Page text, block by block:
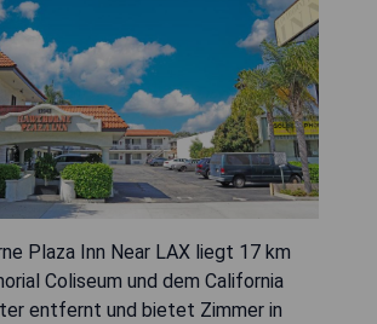
Plaza Inn Near LAX liegt 17 km
Coliseum und dem California
entfernt und bietet Zimmer in